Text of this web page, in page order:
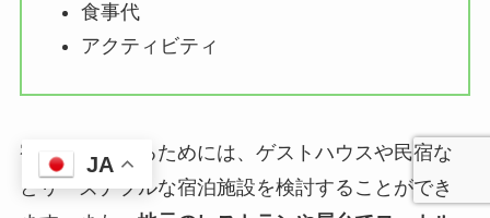
食事代
アクティビティ
宿泊費を抑えるためには、ゲストハウスや民宿な
どリーズナブルな宿泊施設を検討することができ
JA